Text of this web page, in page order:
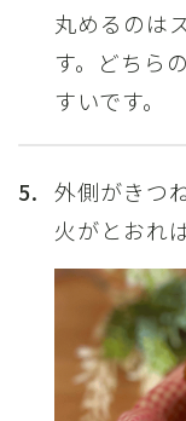
丸めるのは
す。どちら
すいです。
5. 外側がきつ
火がとおれ